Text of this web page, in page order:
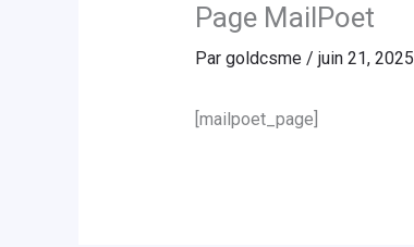
Page MailPoet
Par goldcsme / juin 21, 2025
[mailpoet_page]